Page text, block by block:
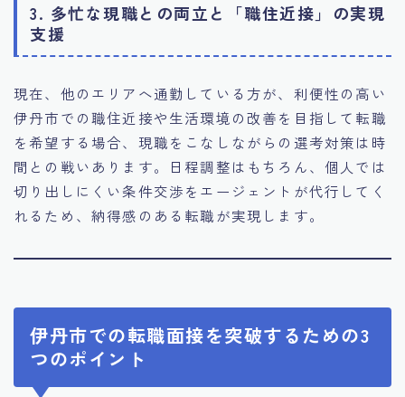
3. 多忙な現職との両立と「職住近接」の実現
支援
現在、他のエリアへ通勤している方が、利便性の高い
伊丹市での職住近接や生活環境の改善を目指して転職
を希望する場合、現職をこなしながらの選考対策は時
間との戦いあります。日程調整はもちろん、個人では
切り出しにくい条件交渉をエージェントが代行してく
れるため、納得感のある転職が実現します。
伊丹市での転職面接を突破するための3
つのポイント